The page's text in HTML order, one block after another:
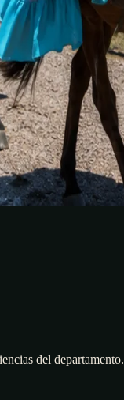
del departamento.